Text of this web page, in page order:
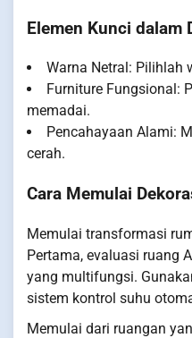
Elemen Kunci dalam
Warna Netral: Pilihlah
Furniture Fungsional:
memadai.
Pencahayaan Alami:
cerah.
Cara Memulai
Memulai transformasi
Pertama, evaluasi ruang
yang multifungsi.
sistem kontrol suhu
Memulai dari ruangan